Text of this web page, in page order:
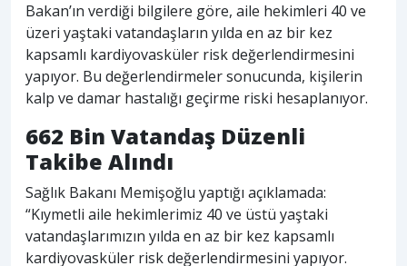
Bakan’ın verdiği bilgilere göre, aile hekimleri 40 ve
üzeri yaştaki vatandaşların yılda en az bir kez
kapsamlı kardiyovasküler risk değerlendirmesini
yapıyor. Bu değerlendirmeler sonucunda, kişilerin
kalp ve damar hastalığı geçirme riski hesaplanıyor.
662 Bin Vatandaş Düzenli
Takibe Alındı
Sağlık Bakanı Memişoğlu yaptığı açıklamada:
“Kıymetli aile hekimlerimiz 40 ve üstü yaştaki
vatandaşlarımızın yılda en az bir kez kapsamlı
kardiyovasküler risk değerlendirmesini yapıyor.